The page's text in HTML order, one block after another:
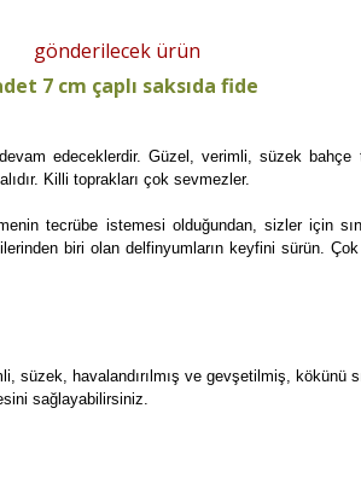
gönderilecek ürün
7 cm çaplı saksıda fide
edeceklerdir. Güzel, verimli, süzek
Killi toprakları çok sevmezler.
tecrübe istemesi olduğundan, sizler için
biri olan delfinyumların keyfini sürün.
süzek, havalandırılmış ve gevşetilmiş, kökünü
sağlayabilirsiniz.